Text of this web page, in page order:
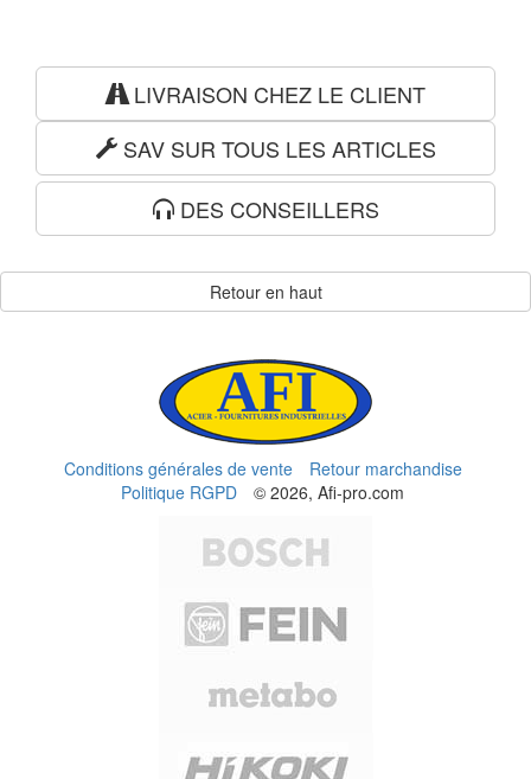
LIVRAISON CHEZ LE CLIENT
SAV SUR TOUS LES ARTICLES
DES CONSEILLERS
Retour en haut
Conditions générales de vente
Retour marchandise
Politique RGPD
© 2026, Afi-pro.com